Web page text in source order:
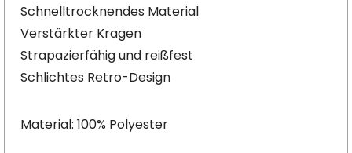
Schnelltrocknendes Material
Verstärkter Kragen
Strapazierfähig und reißfest
Schlichtes Retro-Design
Material: 100% Polyester